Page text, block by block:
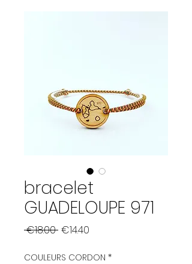
bracelet
GUADELOUPE 971
€18.00 Regular
€14.40
COULEURS CORDON *